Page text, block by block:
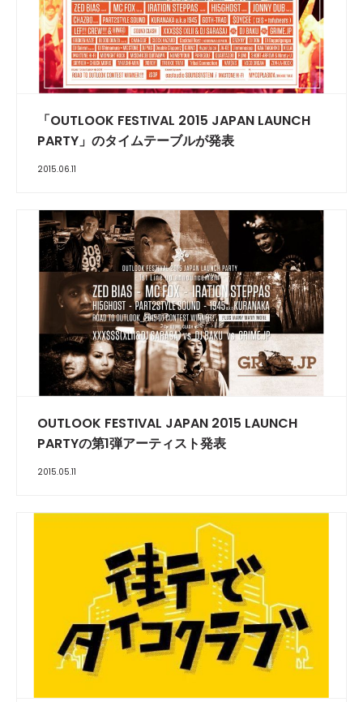
「OUTLOOK FESTIVAL 2015 JAPAN LAUNCH
PARTY」のタイムテーブルが発表
2015.06.11
OUTLOOK FESTIVAL JAPAN 2015 LAUNCH
PARTYの第1弾アーティスト発表
2015.05.11